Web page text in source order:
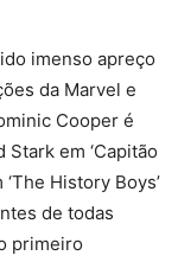
imenso apreço
da Marvel e
Cooper é
em ‘Capitão
History Boys’
de todas
primeiro